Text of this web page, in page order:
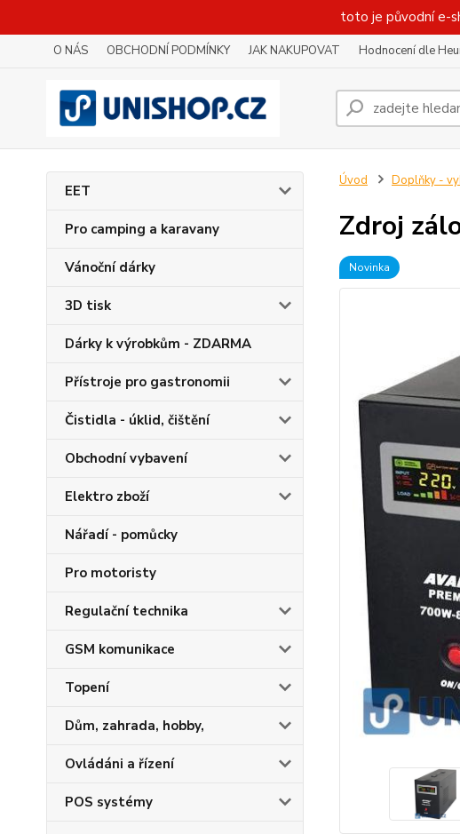
toto je původní e-
O NÁS OBCHODNÍ PODMÍNKY JAK NAKUPOVAT Hodnocení dle
EET
Pro camping a karavany
Vánoční dárky
3D tisk
Dárky k výrobkům - ZDARMA
Přístroje pro gastronomii
Čistidla - úklid, čištění
Obchodní vybavení
Elektro zboží
Nářadí - pomůcky
Pro motoristy
Regulační technika
GSM komunikace
Topení
Dům, zahrada, hobby,
Ovládáni a řízení
POS systémy
Úvod Doplňky -
Zdroj
Novinka